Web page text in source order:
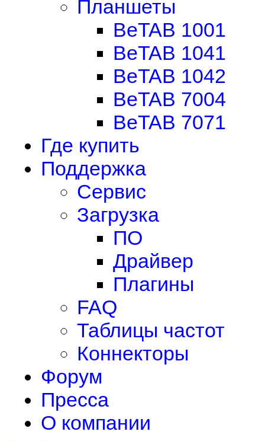
Планшеты
BeTAB 1001
BeTAB 1041
BeTAB 1042
BeTAB 7004
BeTAB 7071
Где купить
Поддержка
Сервис
Загрузка
ПО
Драйвер
Плагины
FAQ
Таблицы частот
Коннекторы
Форум
Пресса
О компании